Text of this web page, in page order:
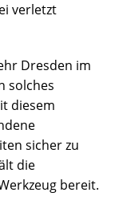
verletzt
Dresden im
solches
diesem
sicher zu
die
bereit.